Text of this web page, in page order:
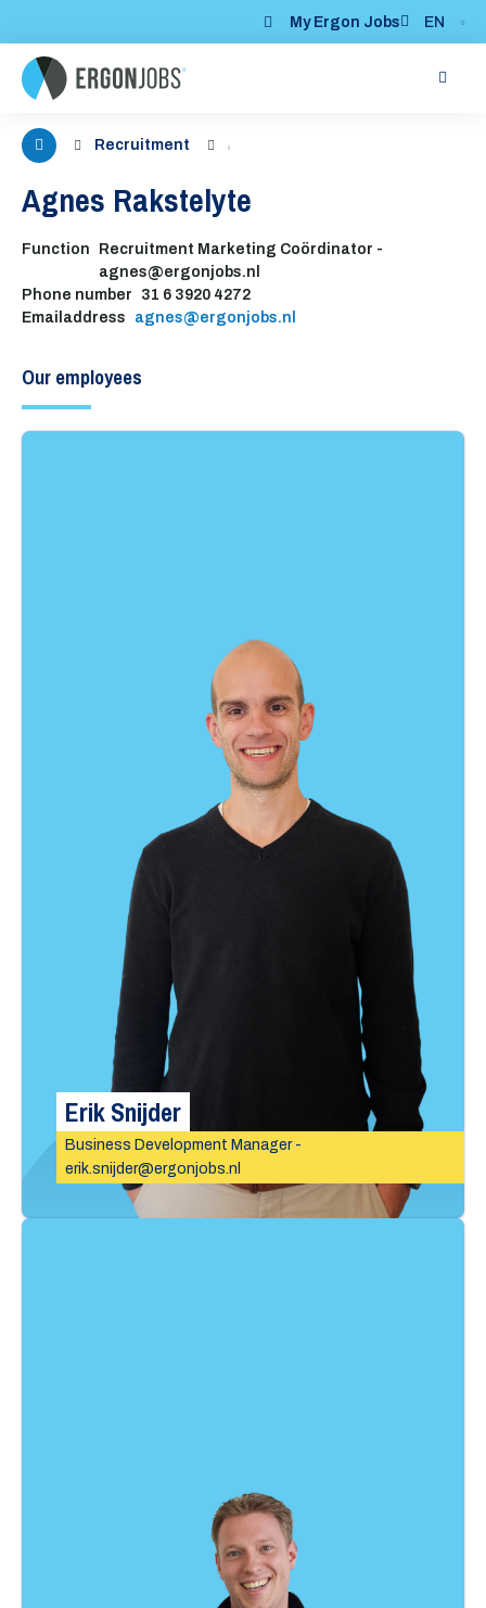
My Ergon Jobs EN
Recruitment
Agnes Rakstelyte
Function
Recruitment Marketing Coördinator -
agnes@ergonjobs.nl
Phone number
31 6 3920 4272
Emailaddress
agnes@ergonjobs.nl
Our employees
Erik Snijder
Business Development Manager -
erik.snijder@ergonjobs.nl